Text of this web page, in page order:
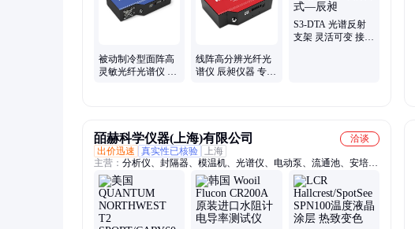
被动制冷型面阵高
灵敏光纤光谱仪 辰
线阵高分辨光纤光
谱仪 辰昶仪器 专业
S3-DTA 光谱反射
支架 灵活可变 接头
皕赫科学仪器(上海)有限公司
洽谈
出价迅速
真实性已核验
上海
主营： 分析仪、封隔器、模温机、光谱仪、电动泵、流通池、安培
表、精制垫、数据表、离子源、安全圈、热电偶、点焊机、研磨机、
变送器、转换器、冷阴极、插装阀、电冷板、平凸轮、油处理、圆螺
母、吸收器、密封件、旋转台、电阻计